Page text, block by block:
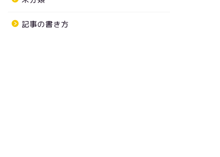
記事の書き方